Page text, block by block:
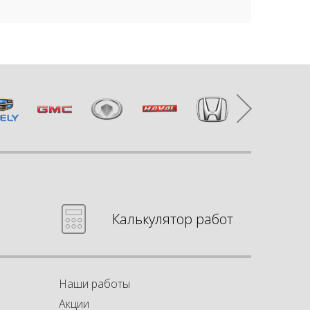
Калькулятор работ
Наши работы
Акции